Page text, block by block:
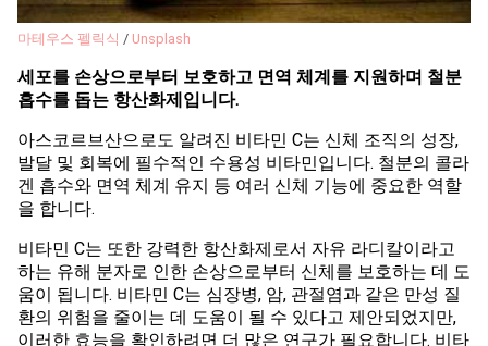
마테우스 펠릭식 / Unsplash
세포를 손상으로부터 보호하고 면역 체계를 지원하며 철분
흡수를 돕는 항산화제입니다.
아스코르브산으로도 알려진 비타민 C는 신체 조직의 성장,
발달 및 회복에 필수적인 수용성 비타민입니다. 철분의 콜라
겐 흡수와 면역 체계 유지 등 여러 신체 기능에 중요한 역할
을 합니다.
비타민 C는 또한 강력한 항산화제로서 자유 라디칼이라고
하는 유해 분자로 인한 손상으로부터 신체를 보호하는 데 도
움이 됩니다. 비타민 C는 심장병, 암, 관절염과 같은 만성 질
환의 위험을 줄이는 데 도움이 될 수 있다고 제안되었지만,
이러한 효능을 확인하려면 더 많은 연구가 필요합니다. 비타